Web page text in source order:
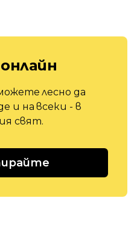
лесно да
и на всеки - в
свят.